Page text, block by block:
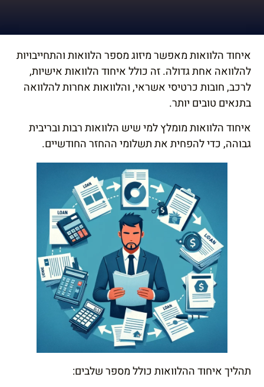
font_download סמן קישורים
לאפס
את
כל
השארת משוב
איחוד הלוואות מאפשר מיזוג מספר הלוואות והתחייבויות
להלוואה אחת גדולה. זה כולל איחוד הלוואות אישיות,
לרכב, חובות כרטיסי אשראי, והלוואות אחרות להלוואה
בתנאים טובים יותר.
איחוד הלוואות מומלץ למי שיש הלוואות רבות ובריבית
גבוהה, כדי להפחית את תשלומי ההחזר החודשיים.
תהליך איחוד ההלוואות כולל מספר שלבים: